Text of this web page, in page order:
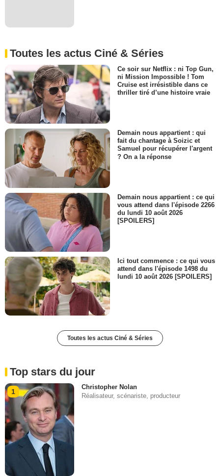
Toutes les actus Ciné & Séries
Ce soir sur Netflix : ni Top Gun,
ni Mission Impossible ! Tom
Cruise est irrésistible dans ce
thriller tiré d’une histoire vraie
Demain nous appartient : qui
fait du chantage à Soizic et
Samuel pour récupérer l'argent
? On a la réponse
Demain nous appartient : ce qui
vous attend dans l'épisode 2266
du lundi 10 août 2026
[SPOILERS]
Ici tout commence : ce qui vous
attend dans l'épisode 1498 du
lundi 10 août 2026 [SPOILERS]
Toutes les actus Ciné & Séries
Top stars du jour
1
Christopher Nolan
Réalisateur, scénariste, producteur